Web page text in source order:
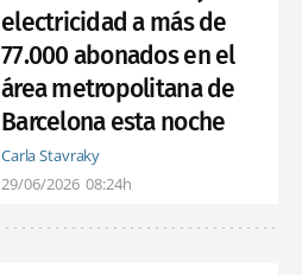
electricidad a más de
77.000 abonados en el
área metropolitana de
Barcelona esta noche
Carla Stavraky
29/06/2026 08:24h